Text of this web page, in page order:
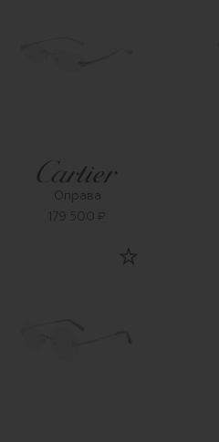
Оправа
179 500 ₽